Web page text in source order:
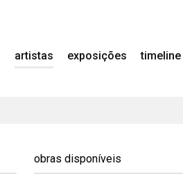
artistas exposições timeline
obras disponíveis